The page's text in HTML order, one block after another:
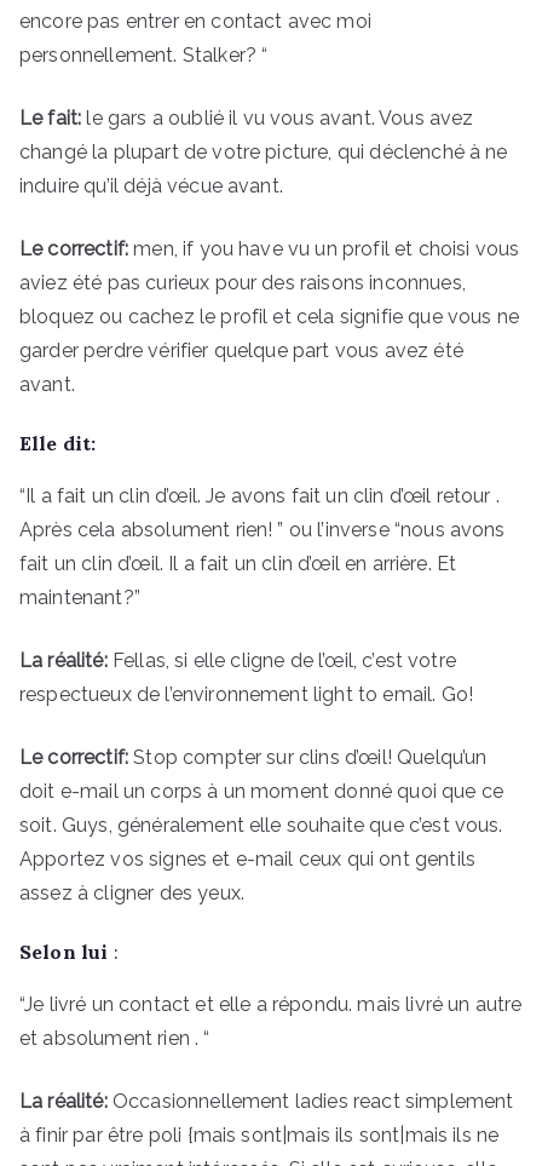
encore pas entrer en contact avec moi
personnellement. Stalker? “
Le fait:le gars a oublié il vu vous avant. Vous avez
changé la plupart de votre picture, qui déclenché à ne
induire qu’il déjà vécue avant.
Le correctif:men, if you have vu un profil et choisi vous
aviez été pas curieux pour des raisons inconnues,
bloquez ou cachez le profil et cela signifie que vous ne
garder perdre vérifier quelque part vous avez été
avant.
Elle dit:
“Il a fait un clin d’œil. Je avons fait un clin d’œil retour .
Après cela absolument rien! ” ou l’inverse “nous avons
fait un clin d’œil. Il a fait un clin d’œil en arrière. Et
maintenant?”
La réalité: Fellas, si elle cligne de l’œil, c’est votre
respectueux de l’environnement light to email. Go!
Le correctif:Stop compter sur clins d’œil! Quelqu’un
doit e-mail un corps à un moment donné quoi que ce
soit. Guys, généralement elle souhaite que c’est vous.
Apportez vos signes et e-mail ceux qui ont gentils
assez à cligner des yeux.
Selon lui :
“Je livré un contact et elle a répondu. mais livré un autre
et absolument rien . “
La réalité: Occasionnellement ladies react simplement
à finir par être poli {mais sont|mais ils sont|mais ils ne